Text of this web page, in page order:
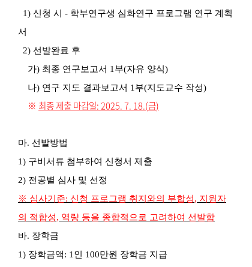
1) 신청 시 - 학부연구생 심화연구 프로그램 연구 계획
서
2) 선발완료 후
가) 최종 연구보고서 1 부(자유 양식)
나) 연구 지도 결과보고서 1 부(지도교수 작성)
※ 최종 제출 마감일: 2025. 7. 18.(금)
마. 선발방법
1) 구비서류 첨부하여 신청서 제출
2) 전공별 심사 및 선정
※ 심사기준: 신청 프로그램 취지와의 부합성, 지원자
의 적합성, 역량 등을 종합적으로 고려하여 선발함
바. 장학금
1) 장학금액: 1 인 100만원 장학금 지급